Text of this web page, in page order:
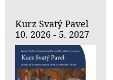
Kurz Svatý Pavel
10. 2026 - 5. 2027